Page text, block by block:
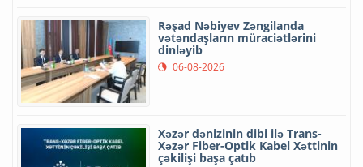
Rəşad Nəbiyev Zəngilanda
vətəndaşların müraciətlərini
dinləyib
06-08-2026
Xəzər dənizinin dibi ilə Trans-
Xəzər Fiber-Optik Kabel Xəttinin
çəkilişi başa çatıb